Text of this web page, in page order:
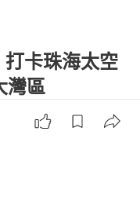
卡珠海太空
灣區